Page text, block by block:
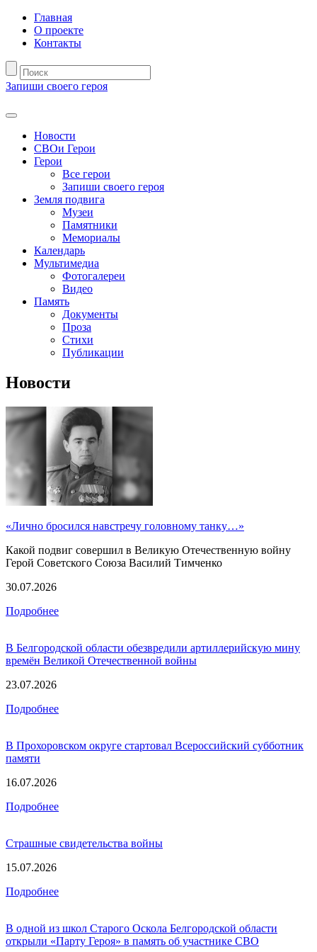
Главная
О проекте
Контакты
Запиши своего героя
Новости
СВОи Герои
Герои
Все герои
Запиши своего героя
Земля подвига
Музеи
Памятники
Мемориалы
Календарь
Мультимедиа
Фотогалереи
Видео
Память
Документы
Проза
Стихи
Публикации
Новости
«Лично бросился навстречу головному танку…»
Какой подвиг совершил в Великую Отечественную войну
Герой Советского Союза Василий Тимченко
30.07.2026
Подробнее
В Белгородской области обезвредили артиллерийскую мину
времён Великой Отечественной войны
23.07.2026
Подробнее
В Прохоровском округе стартовал Всероссийский субботник
памяти
16.07.2026
Подробнее
Страшные свидетельства войны
15.07.2026
Подробнее
В одной из школ Старого Оскола Белгородской области
открыли «Парту Героя» в память об участнике СВО